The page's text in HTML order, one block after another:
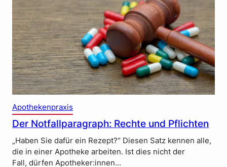
Apothekenpraxis
Der Notfallparagraph: Rechte und Pflichten
„Haben Sie dafür ein Rezept?“ Diesen Satz kennen alle,
die in einer Apotheke arbeiten. Ist dies nicht der
Fall, dürfen Apotheker:innen…